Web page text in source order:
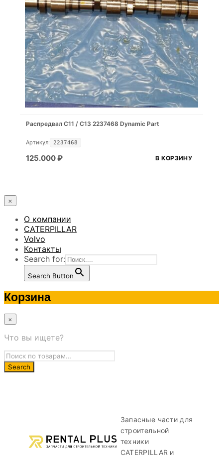
Распредвал С11 / С13 2237468 Dynamic Part
Артикул: 2237468
125.000₽ В КОРЗИНУ
×
О компании
CATERPILLAR
Volvo
Контакты
Search for:
Search Button
Корзина
×
Что вы ищете?
Запасные части для
строительной
техники
CATERPILLAR и